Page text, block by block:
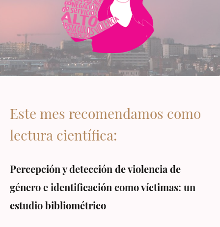
Este mes recomendamos como
lectura científica:
Percepción y detección de violencia de
género e identificación como víctimas: un
estudio bibliométrico